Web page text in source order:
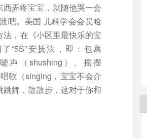
弄疼宝宝，就随他哭一会
吧。美国 儿科学会会员哈
，在《小区里最快乐的宝
“5S”安抚法，即：包裹
声（shushing）、摇摆
歌（singing，宝宝不会介
舞，散散步，这对于你和